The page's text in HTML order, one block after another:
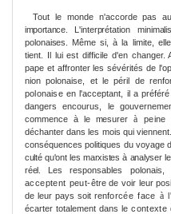
Tout le monde n'accorde pas
importance. L'interprétation
polonaises. Même si, à la limite,
tient. Il lui est difficile d'en chan­ger.
pape et affronter les sévérités de
nion polonaise, et le péril de
polonaiseen l'acceptant, il a
dangers encou­rus, le gouverneme
commence à le mesurerà
déchanter dans les mois qui
conséquences politiques du voyage
culté qu'ont les marxistes à analyser
réel. Les responsables
acceptent peut-être de voir leur
de leur pays soit ren­forcée face à
écarter totalement dans lecontexte